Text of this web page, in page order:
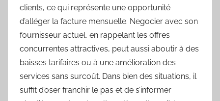
clients, ce qui représente une opportunité
d’alléger la facture mensuelle. Negocier avec son
fournisseur actuel, en rappelant les offres
concurrentes attractives, peut aussi aboutir à des
baisses tarifaires ou à une amélioration des
services sans surcoût. Dans bien des situations, il
suffit d’oser franchir le pas et de s’informer